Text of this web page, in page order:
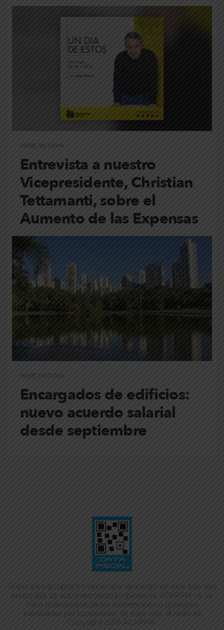
HOME, NOTICIAS
Entrevista a nuestro
Vicepresidente, Christian
Tettamanti, sobre el
Aumento de las Expensas
HOME, NOTICIAS
Encargados de edificios:
nuevo acuerdo salarial
desde septiembre
Todos los logotipos y marcas que aparecen en este sitio son
propiedad de sus respectivos propietarios. ACAPPH no se
hace responsable de los comentarios u opiniones
expresadas por los usuarios de este sitio, el resto es
Copyright 2019 ACAPPH.